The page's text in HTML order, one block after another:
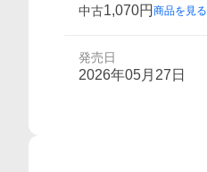
中古1,070円 商品を見る
発売日
2026年05月27日